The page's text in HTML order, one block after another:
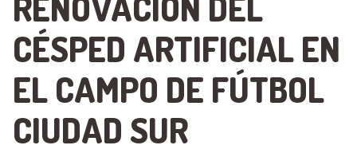
CÉSPED ARTIFICIAL EN
EL CAMPO DE FÚTBOL
CIUDAD SUR